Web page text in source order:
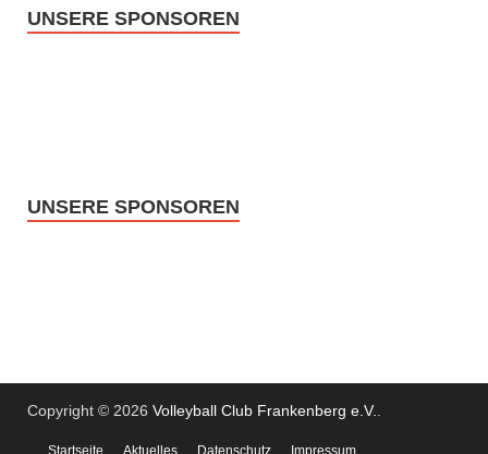
UNSERE SPONSOREN
UNSERE SPONSOREN
Copyright © 2026 Volleyball Club Frankenberg e.V.